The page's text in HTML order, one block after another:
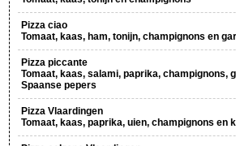
Pizza ciao
Tomaat, kaas, ham, tonijn, champignons en
Pizza piccante
Tomaat, kaas, salami, paprika, champignons,
Spaanse pepers
Pizza Vlaardingen
Tomaat, kaas, paprika, uien, champignons en